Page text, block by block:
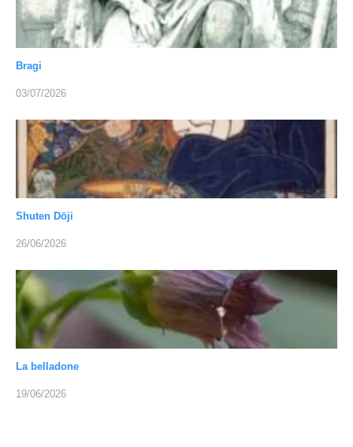
Bragi
03/07/2026
Shuten Dōji
26/06/2026
La belladone
19/06/2026